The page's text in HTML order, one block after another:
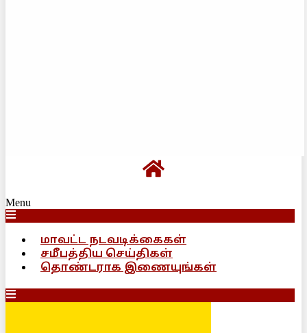
Menu
மாவட்ட நடவடிக்கைகள்
சமீபத்திய செய்திகள்
தொண்டராக இணையுங்கள்